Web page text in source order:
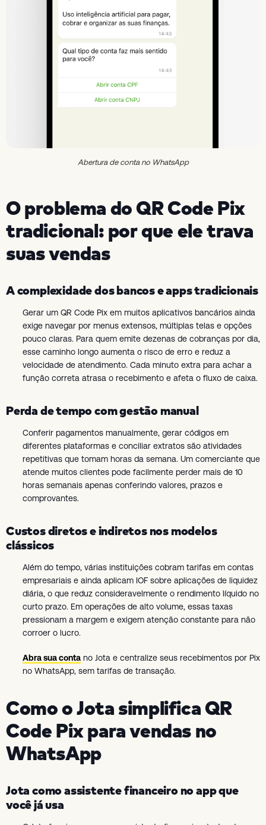
Abertura de conta no WhatsApp
O problema do QR Code Pix
tradicional: por que ele trava
suas vendas
A complexidade dos bancos e apps tradicionais
Gerar um QR Code Pix em muitos aplicativos bancários ainda
exige navegar por menus extensos, múltiplas telas e opções
pouco claras. Para quem emite dezenas de cobranças por dia,
esse caminho longo aumenta o risco de erro e reduz a
velocidade de atendimento. Cada minuto extra para achar a
função correta atrasa o recebimento e afeta o fluxo de caixa.
Perda de tempo com gestão manual
Conferir pagamentos manualmente, gerar códigos em
diferentes plataformas e conciliar extratos são atividades
repetitivas que tomam horas da semana. Um comerciante que
atende muitos clientes pode facilmente perder mais de 10
horas semanais apenas conferindo valores, prazos e
comprovantes.
Custos diretos e indiretos nos modelos
clássicos
Além do tempo, várias instituições cobram tarifas em contas
empresariais e ainda aplicam IOF sobre aplicações de liquidez
diária, o que reduz consideravelmente o rendimento líquido no
curto prazo. Em operações de alto volume, essas taxas
pressionam a margem e exigem atenção constante para não
corroer o lucro.
Abra sua conta no Jota e centralize seus recebimentos por Pix
no WhatsApp, sem tarifas de transação.
Como o Jota simplifica QR
Code Pix para vendas no
WhatsApp
Jota como assistente financeiro no app que
você já usa